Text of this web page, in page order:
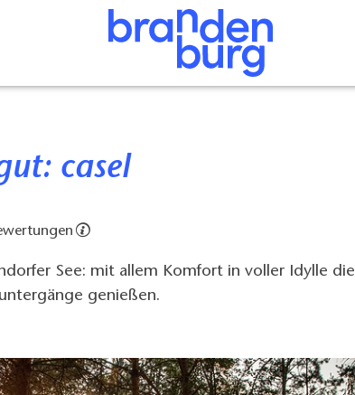
casel
See: mit allem Komfort in voller Idylle die
genießen.